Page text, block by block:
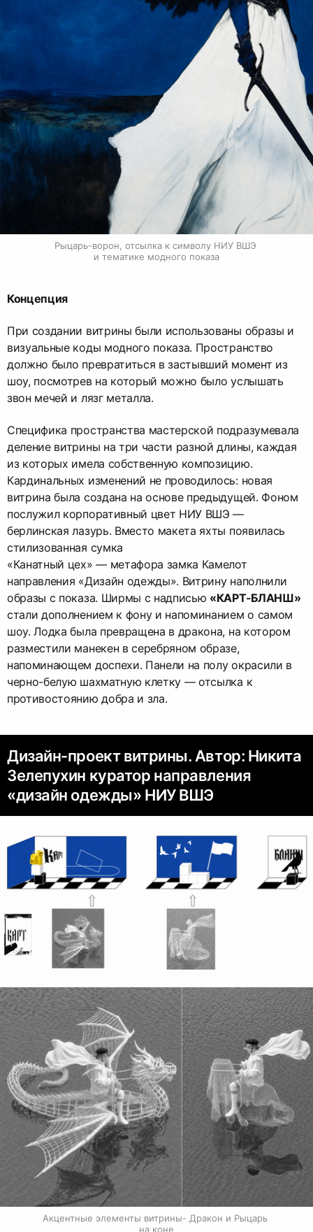
Рыцарь-ворон, отсылка к символу НИУ ВШЭ
и тематике модного показа
Концепция
При создании витрины были использованы образы и
визуальные коды модного показа. Пространство
должно было превратиться в застывший момент из
шоу, посмотрев на который можно было услышать
звон мечей и лязг металла.
Специфика пространства мастерской подразумевала
деление витрины на три части разной длины, каждая
из которых имела собственную композицию.
Кардинальных изменений не проводилось: новая
витрина была создана на основе предыдущей. Фоном
послужил корпоративный цвет НИУ ВШЭ —
берлинская лазурь. Вместо макета яхты появилась
стилизованная сумка
«Канатный цех» — метафора замка Камелот
направления «Дизайн одежды». Витрину наполнили
образы с показа. Ширмы с надписью «КАРТ-БЛАНШ»
стали дополнением к фону и напоминанием о самом
шоу. Лодка была превращена в дракона, на котором
разместили манекен в серебряном образе,
напоминающем доспехи. Панели на полу окрасили в
черно-белую шахматную клетку — отсылка к
противостоянию добра и зла.
Дизайн-проект витрины. Автор: Никита
Зелепухин куратор направления
«дизайн одежды» НИУ ВШЭ
Акцентные элементы витрины- Дракон и Рыцарь
на коне